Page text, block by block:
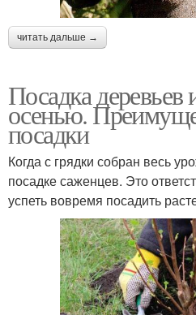
читать дальше →
Посадка деревьев
осенью.
посадки
Когда с грядки собран весь
посадке саженцев. Это
успеть вовремя посадить